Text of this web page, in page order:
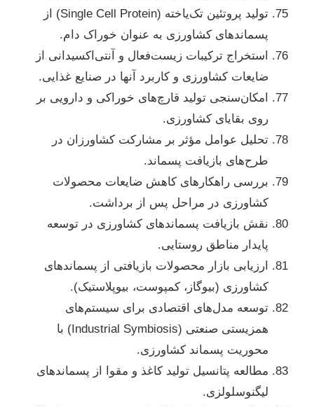
تولید پروتئین تک‌یاخته (Single Cell Protein) از
پسماندهای کشاورزی به عنوان خوراک دام.
استخراج ترکیبات زیست‌فعال و آنتی‌اکسیدانی از
ضایعات کشاورزی و کاربرد آنها در صنایع غذایی.
امکان‌سنجی تولید قارچ‌های خوراکی و دارویی بر
روی بقایای کشاورزی.
تحلیل عوامل مؤثر بر مشارکت کشاورزان در
طرح‌های بازیافت پسماند.
بررسی راهکارهای کاهش ضایعات محصولات
کشاورزی در مراحل پس از برداشت.
نقش بازیافت پسماندهای کشاورزی در توسعه
پایدار مناطق روستایی.
ارزیابی بازار محصولات بازیافتی از پسماندهای
کشاورزی (بیوگاز، کمپوست، بیوپلاستیک).
توسعه مدل‌های اقتصادی برای سیستم‌های
همزیستی صنعتی (Industrial Symbiosis) با
محوریت پسماند کشاورزی.
مطالعه پتانسیل تولید کاغذ و مقوا از پسماندهای
لیگنوسلولزی.